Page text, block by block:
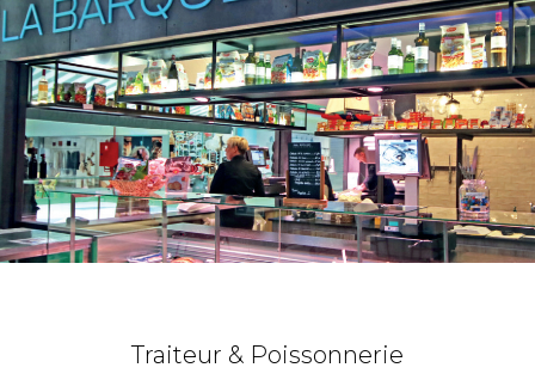
Traiteur & Poissonnerie